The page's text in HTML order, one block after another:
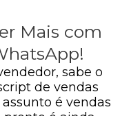
Mais com
sabe o
de vendas
é vendas